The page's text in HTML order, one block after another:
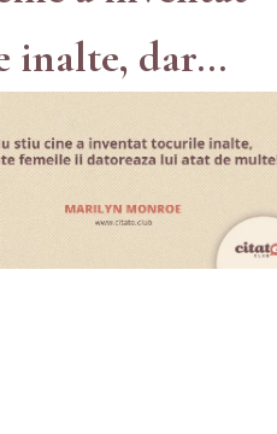
inalte, dar...